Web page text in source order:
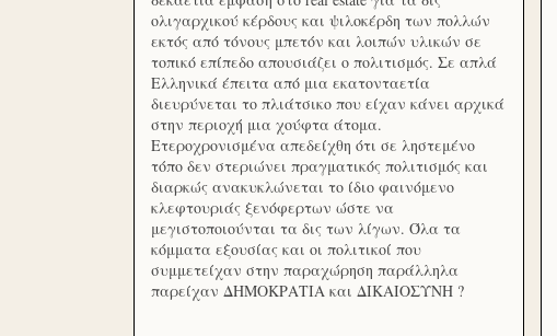
ολιγαρχικού κέρδους και ψιλοκέρδη των πολλών
εκτός από τόνους μπετόν και λοιπών υλικών σε
τοπικό επίπεδο απουσιάζει ο πολιτισμός. Σε απλά
Ελληνικά έπειτα από μια εκατονταετία
διευρύνεται το πλιάτσικο που είχαν κάνει αρχικά
στην περιοχή μια χούφτα άτομα.
Ετεροχρονισμένα απεδείχθη ότι σε ληστεμένο
τόπο δεν στεριώνει πραγματικός πολιτισμός και
διαρκώς ανακυκλώνεται το ίδιο φαινόμενο
κλεφτουριάς ξενόφερτων ώστε να
μεγιστοποιούνται τα δις των λίγων. Όλα τα
κόμματα εξουσίας και οι πολιτικοί που
συμμετείχαν στην παραχώρηση παράλληλα
παρείχαν ΔΗΜΟΚΡΑΤΙΑ και ΔΙΚΑΙΟΣΥΝΗ ?